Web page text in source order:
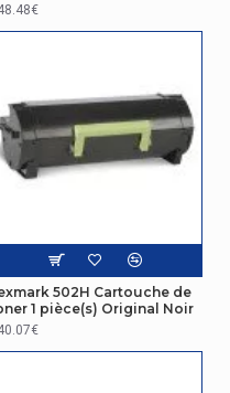
502H Cartouche de
1 pièce(s) Original Noir